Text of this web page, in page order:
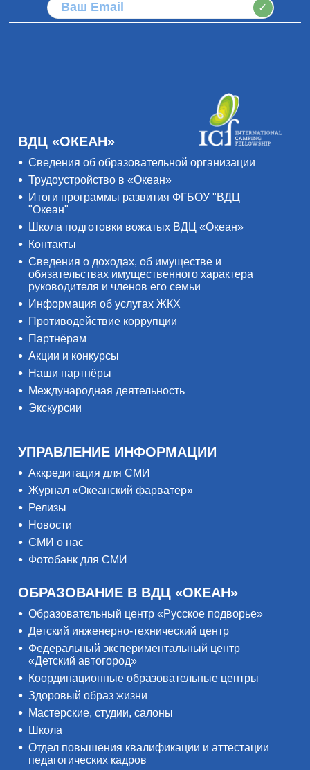
✓
ВДЦ «ОКЕАН»
Сведения об образовательной организации
Трудоустройство в «Океан»
Итоги программы развития ФГБОУ "ВДЦ
"Океан"
Школа подготовки вожатых ВДЦ «Океан»
Контакты
Сведения о доходах, об имуществе и
обязательствах имущественного характера
руководителя и членов его семьи
Информация об услугах ЖКХ
Противодействие коррупции
Партнёрам
Акции и конкурсы
Наши партнёры
Международная деятельность
Экскурсии
УПРАВЛЕНИЕ ИНФОРМАЦИИ
Аккредитация для СМИ
Журнал «Океанский фарватер»
Релизы
Новости
СМИ о нас
Фотобанк для СМИ
ОБРАЗОВАНИЕ В ВДЦ «ОКЕАН»
Образовательный центр «Русское подворье»
Детский инженерно-технический центр
Федеральный экспериментальный центр
«Детский автогород»
Координационные образовательные центры
Здоровый образ жизни
Мастерские, студии, салоны
Школа
Отдел повышения квалификации и аттестации
педагогических кадров